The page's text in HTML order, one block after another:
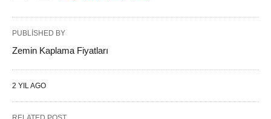
PUBLISHED BY
Zemin Kaplama Fiyatları
2 YIL AGO